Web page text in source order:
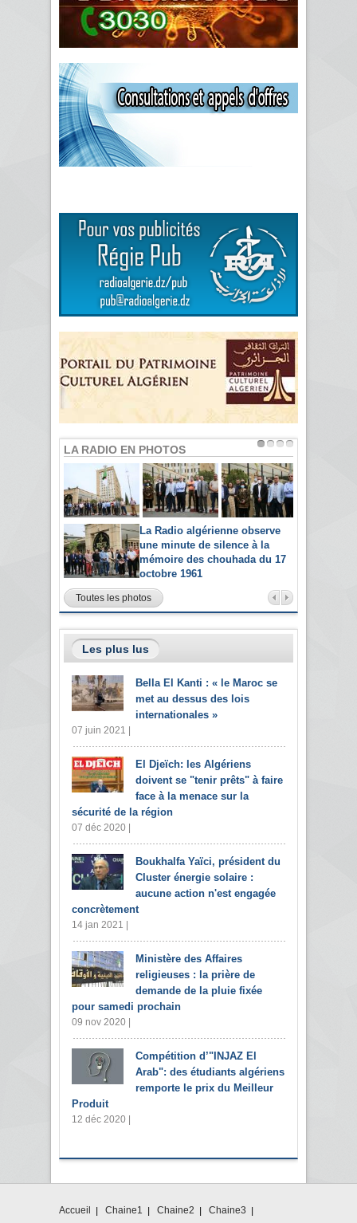
LA RADIO EN PHOTOS
La Radio algérienne observe
une minute de silence à la
mémoire des chouhada du 17
octobre 1961
Toutes les photos
Les plus lus
Bella El Kanti : « le Maroc se
met au dessus des lois
internationales »
07 juin 2021 |
El Djeïch: les Algériens
doivent se "tenir prêts" à faire
face à la menace sur la
sécurité de la région
07 déc 2020 |
Boukhalfa Yaïci, président du
Cluster énergie solaire :
aucune action n'est engagée
concrètement
14 jan 2021 |
Ministère des Affaires
religieuses : la prière de
demande de la pluie fixée
pour samedi prochain
09 nov 2020 |
Compétition d’"INJAZ El
Arab": des étudiants algériens
remporte le prix du Meilleur
Produit
12 déc 2020 |
Accueil Chaine1 Chaine2
Chaine3